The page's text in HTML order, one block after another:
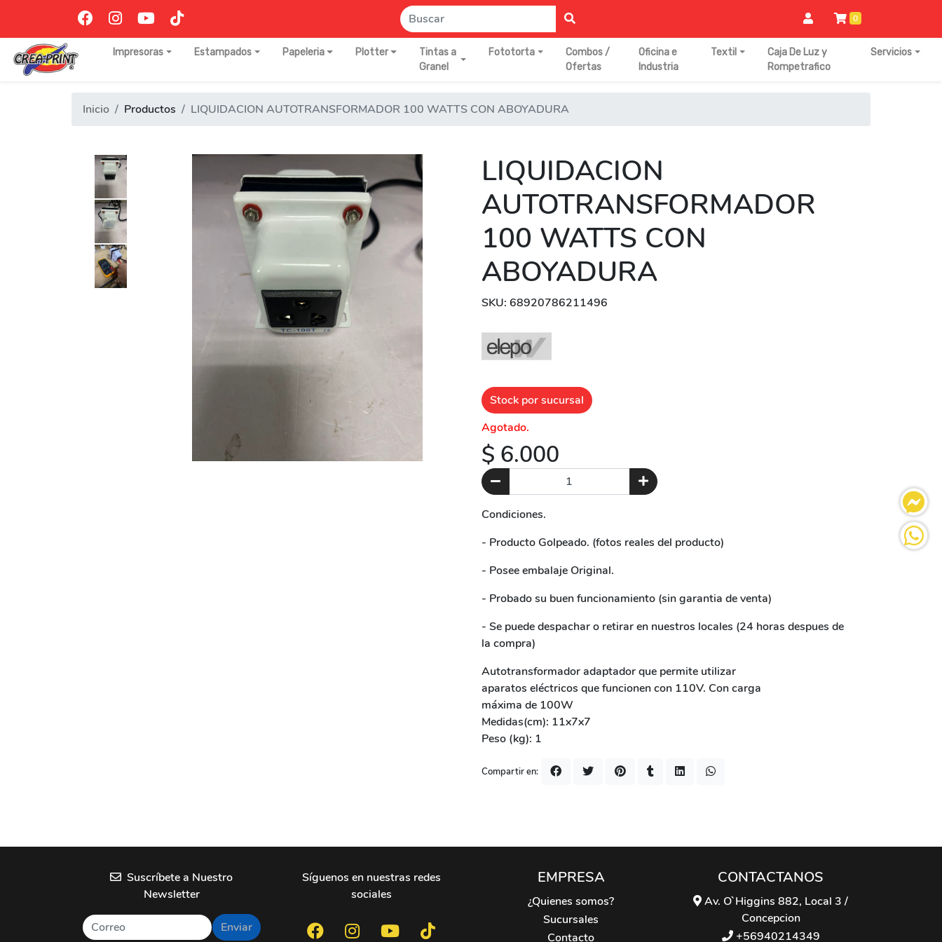
0
Impresoras Estampados Papeleria Plotter
Tintas a
Granel
Fototorta
Combos /
Ofertas
Oficina e
Industria
Textil
Caja De Luz y
Rompetrafico
Servicios
Inicio Productos LIQUIDACION AUTOTRANSFORMADOR 100 WATTS CON ABOYADURA
LIQUIDACION
AUTOTRANSFORMADOR
100 WATTS CON
ABOYADURA
SKU: 68920786211496
Stock por sucursal
Agotado.
$ 6.000
Condiciones.
- Producto Golpeado. (fotos reales del producto)
- Posee embalaje Original.
- Probado su buen funcionamiento (sin garantia de venta)
- Se puede despachar o retirar en nuestros locales (24 horas despues de
la compra)
Autotransformador adaptador que permite utilizar
aparatos eléctricos que funcionen con 110V. Con carga
máxima de 100W
Medidas(cm): 11x7x7
Peso (kg): 1
Compartir en:
Suscríbete a Nuestro
Newsletter
Enviar
Síguenos en nuestras redes
sociales
EMPRESA
¿Quienes somos?
Sucursales
Contacto
CONTACTANOS
Av. O`Higgins 882, Local 3 /
Concepcion
+56940214349